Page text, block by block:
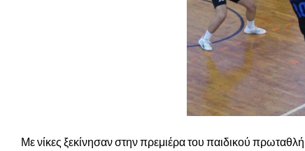
Με νίκες ξεκίνησαν στην πρεμιέρα του παιδικού